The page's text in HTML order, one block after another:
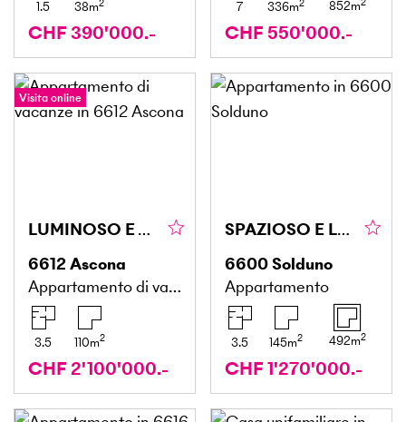
1.5 38m2
CHF 390'000.-
7 336m2 852m
CHF 550'000.-
Visita online
LUMINOSO E TRANQUILLO CON MERAVIGLIOSA VISTA LAGO
6612Ascona
Appartamento di vacanze
3.5 110m2
CHF 2'100'000.-
SPAZIOSO E LUMINOSO CON VISTA
6600Solduno
Appartamento
3.5 145m2 492m2
CHF 1'270'000.-